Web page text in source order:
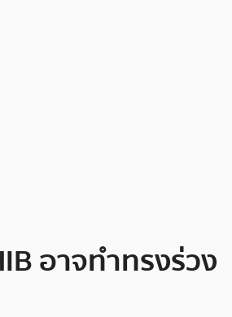
อาจทำทรงร่วง